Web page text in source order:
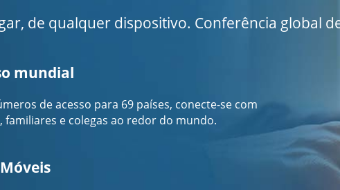
de qualquer dispositivo. Conferência global
mundial
de acesso para 69 países, conecte-se com
familiares e colegas ao redor do mundo.